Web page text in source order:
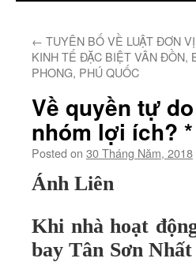
← TUYÊN BỐ VỀ LUẬT ĐƠN
KINH TẾ ĐẶC BIỆT VÂN ĐỒN,
PHONG, PHÚ QUỐC
Về quyền tự
nhóm lợi ích? *
Posted on 30 Tháng Năm, 2018
Ánh Liên
Khi nhà hoạt
bay Tân Sơn